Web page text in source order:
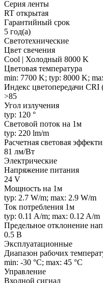
Серия ленты
RT открытая
Гарантийный срок
5 год(а)
Светотехнические
Цвет свечения
Cool | Холодный 8000 K
Цветовая температура
min: 7700 K; typ: 8000 K;
Индекс цветопередачи CRI
>85
Угол излучения
typ: 120 °
Световой поток на 1м
typ: 220 lm/m
Расчетная световая
81 лм/Вт
Электрические
Напряжение питания
24 V
Мощность на 1м
typ: 2.7 W/m; max: 2.9 W/m
Ток потребления 1м
typ: 0.11 A/m; max: 0.12 A/m
Предельное отклонение
0.5 В
Эксплуатационные
Диапазон рабочих
min: -30 °C; max: 45 °C
Управление
Входной сигнал